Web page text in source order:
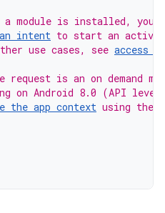
module is installed, you
intent to start an
use cases, see access
is an on demand
on Android 8.0 (API
the app context using the